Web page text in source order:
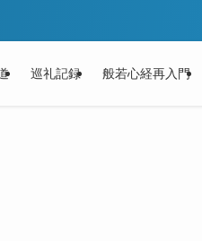
巡礼記録 般若心経再入門